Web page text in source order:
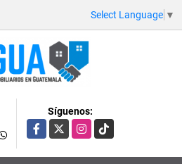
Select Language ▼
Síguenos:
Facebook
X Instagram
TikTok